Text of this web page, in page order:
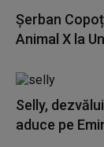
Șerban
Animal X la
Selly,
aduce pe